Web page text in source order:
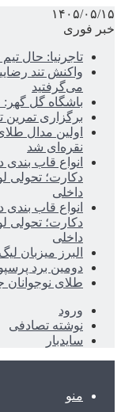
۱۴۰۵/۰۵/۱۵
خبر فوری
تاجرنیا: حال
واکنش تند
می‌گرفتید
باشگاه گل گهر:
برگزاری تمرین
اولین مدال
نقره‌ای شد
انواع قاب
دکارت؛ تحولی
داخلی
انواع قاب
دکارت؛ تحولی
داخلی
البرز میزبان
دومین برد
طلای نوجوانان
ورود
نوشته تصادفی
سایدبار
منو